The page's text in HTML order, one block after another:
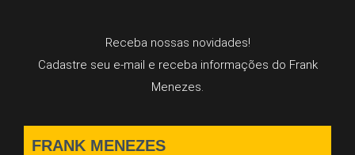
Receba nossas novidades!
Cadastre seu e-mail e receba informações do Frank
Menezes.
FRANK MENEZES